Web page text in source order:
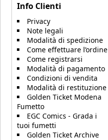
Info Clienti
Privacy
Note legali
Modalità di spedizione
Come effettuare l’ordine
Come registrarsi
Modalità di pagamento
Condizioni di vendita
Modalità di restituzione
Golden Ticket Modena
Fumetto
EGC Comics - Grada i
tuoi fumetti
Golden Ticket Archive